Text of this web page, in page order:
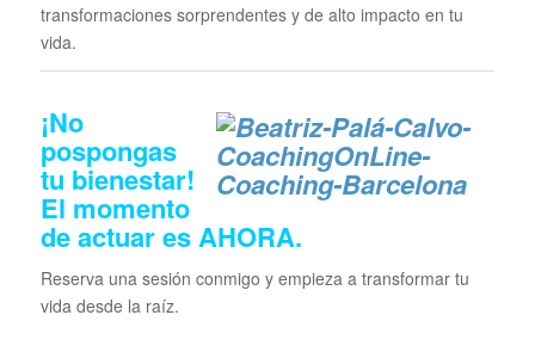
transformaciones sorprendentes y de alto impacto en tu
vida.
¡No
pospongas
tu bienestar!
El momento
de actuar esAHORA.
Reserva una sesión conmigo y empieza a transformar tu
vida desde la raíz.